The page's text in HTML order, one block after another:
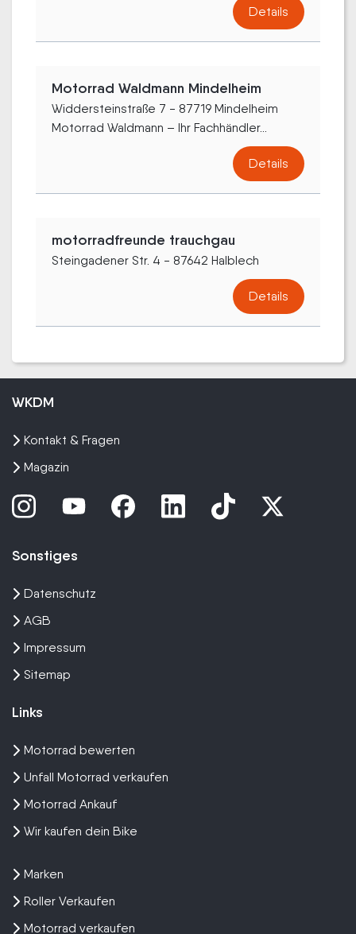
Details
Motorrad Waldmann Mindelheim
Widdersteinstraße 7 - 87719 Mindelheim
Motorrad Waldmann – Ihr Fachhändler...
Details
motorradfreunde trauchgau
Steingadener Str. 4 - 87642 Halblech
Details
WKDM
Kontakt & Fragen
Magazin
Sonstiges
Datenschutz
AGB
Impressum
Sitemap
Links
Motorrad bewerten
Unfall Motorrad verkaufen
Motorrad Ankauf
Wir kaufen dein Bike
Marken
Roller Verkaufen
Motorrad verkaufen